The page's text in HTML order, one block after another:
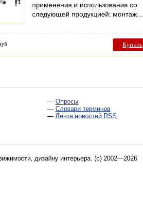
применения и использования со
следующей продукцией: монтаж…
Купить
— Опросы
— Словари терминов
— Лента новостей RSS
дизайну интерьера . (c) 2002—2026